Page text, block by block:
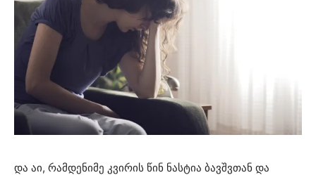
და აი, რამდენიმე კვირის წინ ნასტია ბავშვთან და